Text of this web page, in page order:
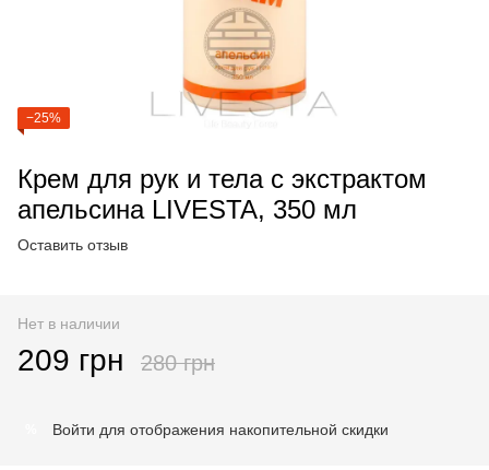
−25%
Крем для рук и тела с экстрактом
апельсина LIVESTA, 350 мл
Оставить отзыв
Нет в наличии
209 грн 280 грн
Войти для отображения накопительной скидки